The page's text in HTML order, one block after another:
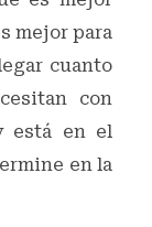
mejor para
cuanto
con
está en el
en la